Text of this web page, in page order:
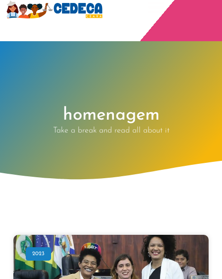
homenagem
Take a break and read all about it
2023